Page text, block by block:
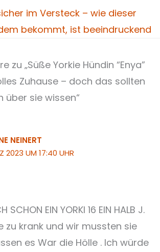
im Versteck – wie dieser
bekommt, ist beeindruckend
zu „Süße Yorkie Hündin “Enya”
Zuhause – doch das sollten
über sie wissen“
NEINERT
2023 UM 17:40 UHR
SCHON EIN YORKI 16 EIN HALB J.
sie
Ich würde